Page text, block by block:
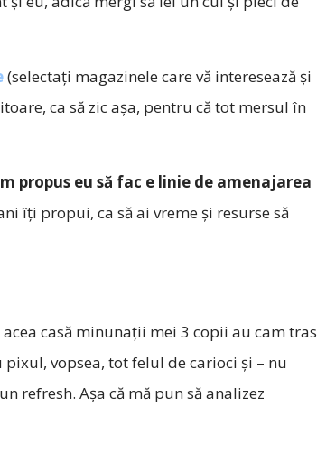
(selectați magazinele care vă interesează și
ca să zic așa, pentru că tot mersul în
propus eu să fac e linie de amenajarea
îți propui, ca să ai vreme și resurse să
casă minunații mei 3 copii au cam tras
vopsea, tot felul de carioci și – nu
refresh. Așa că mă pun să analizez